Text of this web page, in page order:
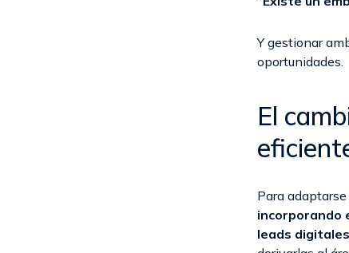
Y gestionar
oportunidades.
El
Para
incorporando
leads